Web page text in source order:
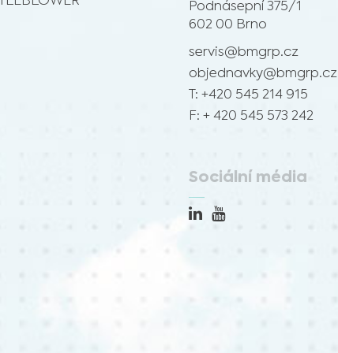
Podnásepní 375/1
602 00 Brno
servis@bmgrp.cz
objednavky@bmgrp.cz
T: +420 545 214 915
F: + 420 545 573 242
Sociální média